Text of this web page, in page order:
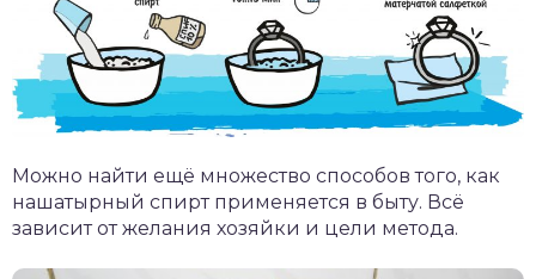
Можно найти ещё множество способов того, как
нашатырный спирт применяется в быту. Всё
зависит от желания хозяйки и цели метода.